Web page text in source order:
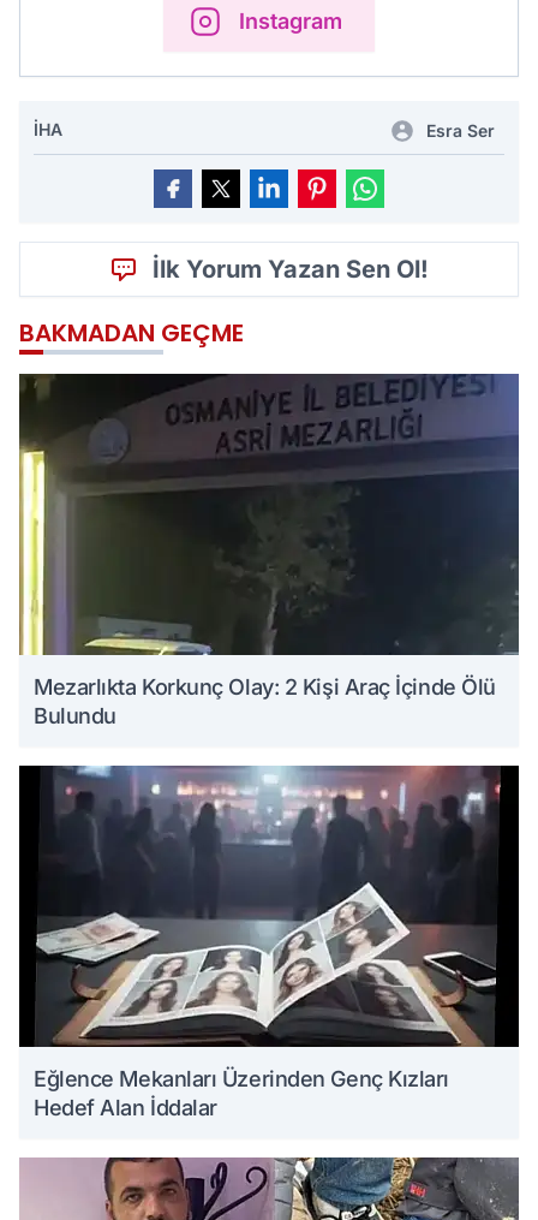
Instagram
İHA Esra Ser
İlk Yorum Yazan Sen Ol!
BAKMADAN GEÇME
Mezarlıkta Korkunç Olay: 2 Kişi Araç İçinde Ölü
Bulundu
Eğlence Mekanları Üzerinden Genç Kızları
Hedef Alan İddalar